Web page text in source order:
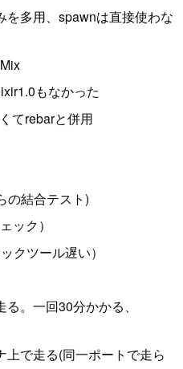
を多用、spawnは直接使わな
もなかった
てrebarと併用
の結合テスト)
ック）
クツール遅い）
。一回30分かかる、
上で走る(同一ポートで走ら